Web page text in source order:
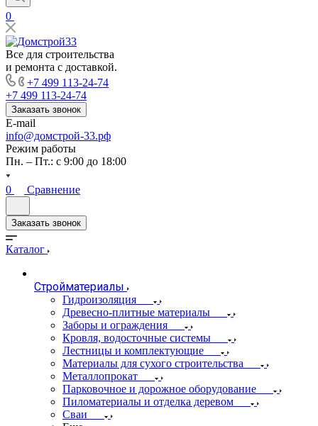
0
Все для строительства
и ремонта с доставкой.
+7 499 113-24-74
+7 499 113-24-74
Заказать звонок
E-mail
info@домстрой-33.рф
Режим работы
Пн. – Пт.: с 9:00 до 18:00
0 Сравнение
Заказать звонок
Каталог
Стройматериалы
Гидроизоляция
Древесно-плитные материалы
Заборы и ограждения
Кровля, водосточные системы
Лестницы и комплектующие
Материалы для сухого строительства
Металлопрокат
Парковочное и дорожное оборудование
Пиломатериалы и отделка деревом
Сваи